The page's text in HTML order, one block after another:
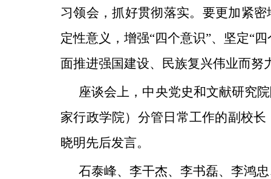
习领会，抓好贯彻落实。要更加紧
定性意义，增强“四个意识”、坚定“
面推进强国建设、民族复兴伟业而努
座谈会上，中央党史和文献研究
家行政学院）分管日常工作的副校
晓明先后发言。
石泰峰、李干杰、李书磊、李鸿